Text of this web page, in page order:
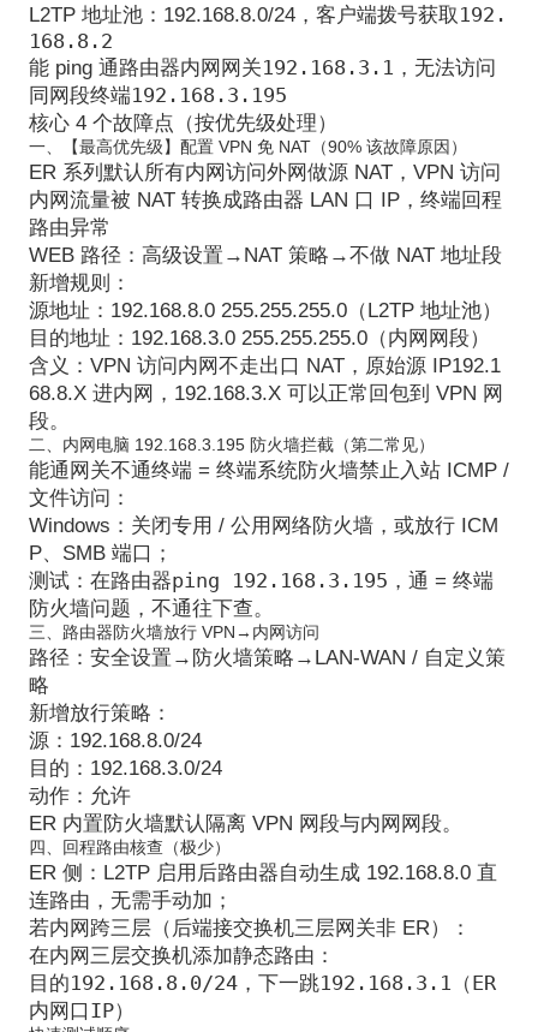
L2TP 地址池： 192.168.8.0/24，客户端拨号获取 192.
168.8.2
能 ping 通路由器内网网关192.168.3.1 ，无法访问
同网段终端192.168.3.195
核心 4 个故障点（按优先级处理）
一、【最高优先级】配置 VPN 免 NAT（90% 该故障原因）
ER 系列默认所有内网访问外网做源 NAT， VPN 访问
内网流量被 NAT 转换成路由器 LAN 口 IP，终端回程
路由异常
WEB 路径： 高级设置→NAT 策略→不做 NAT 地址段
新增规则：
源地址： 192.168.8.0 255.255.255.0（L2TP 地址池）
目的地址： 192.168.3.0 255.255.255.0（内网网段）
含义：VPN 访问内网不走出口 NAT，原始源 IP192.1
68.8.X 进内网，192.168.3.X 可以正常回包到 VPN 网
段。
二、内网电脑 192.168.3.195 防火墙拦截（第二常见）
能通网关不通终端 = 终端系统防火墙禁止入站 ICMP /
文件访问：
Windows：关闭专用 / 公用网络防火墙，或放行 ICM
P、SMB 端口；
测试：在路由器ping 192.168.3.195 ，通 = 终端
防火墙问题，不通往下查。
三、路由器防火墙放行 VPN→内网访问
路径： 安全设置→防火墙策略→LAN-WAN / 自定义策
略
新增放行策略：
源：192.168.8.0/24
目的：192.168.3.0/24
动作：允许
ER 内置防火墙默认隔离 VPN 网段与内网网段。
四、回程路由核查（极少）
ER 侧：L2TP 启用后路由器自动生成 192.168.8.0 直
连路由，无需手动加；
若内网跨三层（后端接交换机三层网关非 ER）：
在内网三层交换机添加静态路由：
目的192.168.8.0/24，下一跳192.168.3.1（ER
内网口IP）